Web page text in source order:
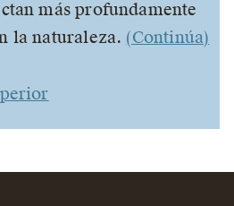
más profundamente
la naturaleza. (Continúa)